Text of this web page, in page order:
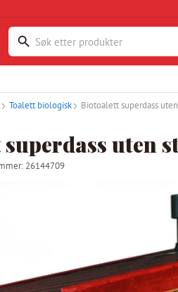
Toalett biologisk Biotoalett superdass
uten
26144709